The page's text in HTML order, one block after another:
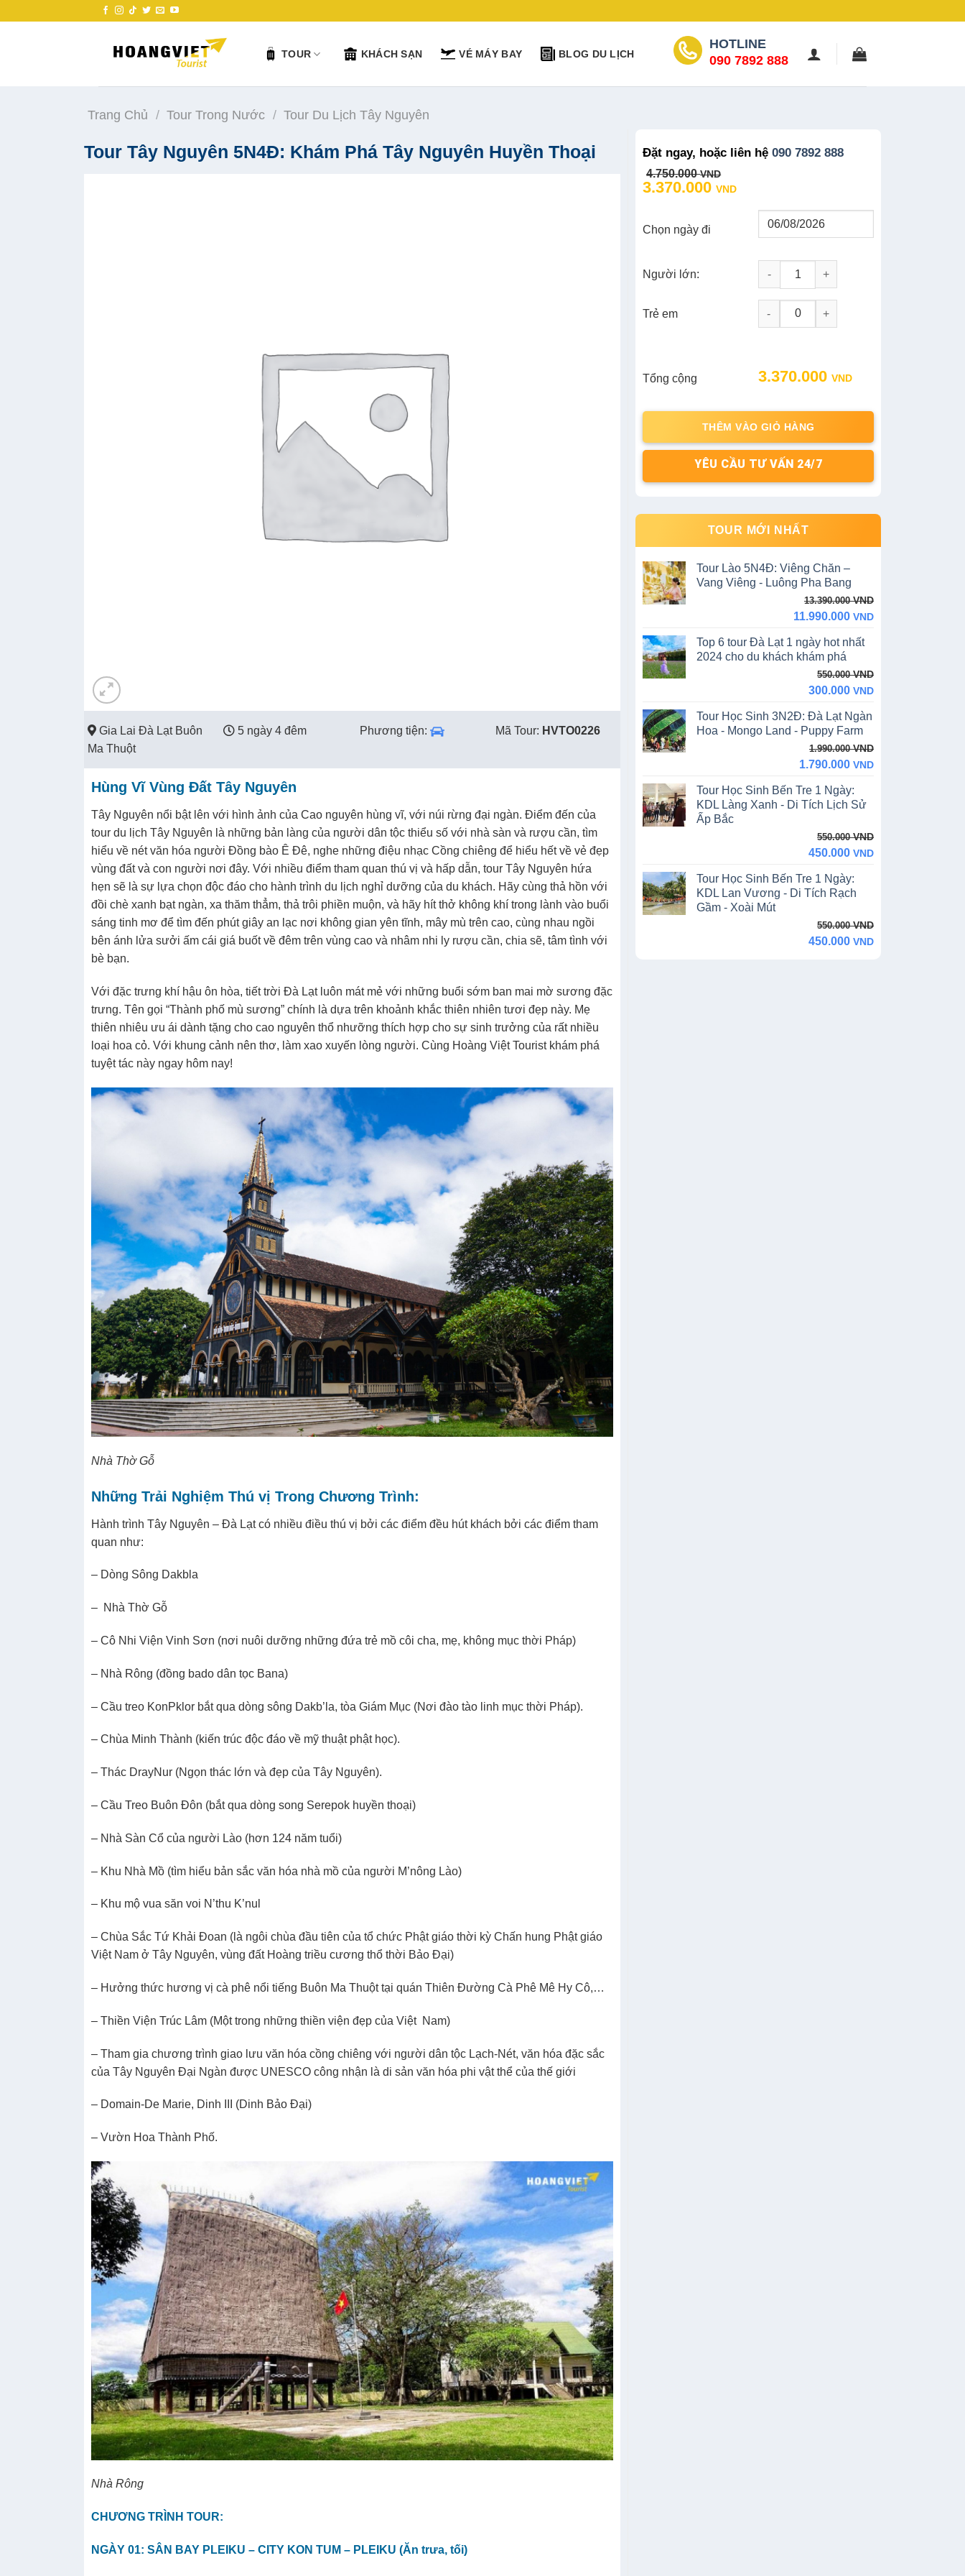
TOUR KHÁCH SẠN VÉ MÁY BAY BLOG DU LỊCH
HOTLINE
090 7892 888
Trang Chủ / Tour Trong Nước / Tour Du Lịch Tây Nguyên
Đặt ngay, hoặc liên hệ090 7892 888
4.750.000VND
Original
price
was:
3.370.000VND
Current
price
is:
Chọn ngày đi
Người lớn:
Tour Tây Nguyên 5N4Đ: Khám Phá Tây
Trẻ em - +
Tổng cộng
Original
4.750.000 VND.
3.370.000VND
Current
3.370.000 VND.
THÊM VÀO GIỎ HÀNG
YÊU CẦU TƯ VẤN 24/7
TOUR MỚI NHẤT
Tour Lào 5N4Đ: Viêng Chăn –
Vang Viêng - Luông Pha Bang
13.390.000VND
13.390.000 VND.
11.990.000 VND
11.990.000 VND.
Top 6 tour Đà Lạt 1 ngày hot nhất
2024 cho du khách khám phá
550.000VND
550.000 VND.
300.000 VND
300.000 VND.
Tour Học Sinh 3N2Đ: Đà Lạt Ngàn
Hoa - Mongo Land - Puppy Farm
1.990.000VND
1.990.000 VND.
1.790.000 VND
1.790.000 VND.
Tour Học Sinh Bến Tre 1 Ngày:
KDL Làng Xanh - Di Tích Lịch Sử
Ấp Bắc
550.000VND
550.000 VND.
450.000 VND
450.000 VND.
Tour Học Sinh Bến Tre 1 Ngày:
KDL Lan Vương - Di Tích Rạch
Gầm - Xoài Mút
550.000VND
450.000 VND
Tour Tây Nguyên 5N4Đ: Khám Phá Tây Nguyên Huyền Thoại
Gia Lai Đà Lạt Buôn
Ma Thuột
5 ngày 4 đêm Phương tiện: Mã Tour: HVTO0226
Hùng Vĩ Vùng Đất Tây Nguyên
Tây Nguyên nổi bật lên với hình ảnh của Cao nguyên hùng vĩ, với núi rừng đại ngàn. Điểm đến của
tour du lịch Tây Nguyên là những bản làng của người dân tộc thiểu số với nhà sàn và rượu cần, tìm
hiểu về nét văn hóa người Đồng bào Ê Đê, nghe những điệu nhạc Cồng chiêng để hiểu hết về vẻ đẹp
vùng đất và con người nơi đây. Với nhiều điểm tham quan thú vị và hấp dẫn, tour Tây Nguyên hứa
hẹn sẽ là sự lựa chọn độc đáo cho hành trình du lịch nghỉ dưỡng của du khách. Hãy cùng thả hồn với
đồi chè xanh bạt ngàn, xa thăm thẳm, thả trôi phiền muộn, và hãy hít thở không khí trong lành vào buổi
sáng tinh mơ để tìm đến phút giây an lạc nơi không gian yên tĩnh, mây mù trên cao, cùng nhau ngồi
bên ánh lửa sưởi ấm cái giá buốt về đêm trên vùng cao và nhâm nhi ly rượu cần, chia sẽ, tâm tình với
bè bạn.
Với đặc trưng khí hậu ôn hòa, tiết trời Đà Lạt luôn mát mẻ với những buổi sớm ban mai mờ sương đặc
trưng. Tên gọi “Thành phố mù sương” chính là dựa trên khoảnh khắc thiên nhiên tươi đẹp này. Mẹ
thiên nhiêu ưu ái dành tặng cho cao nguyên thổ nhưỡng thích hợp cho sự sinh trưởng của rất nhiều
loại hoa cỏ. Với khung cảnh nên thơ, làm xao xuyến lòng người. Cùng Hoàng Việt Tourist khám phá
tuyệt tác này ngay hôm nay!
Nhà Thờ Gỗ
Những Trải Nghiệm Thú vị Trong Chương Trình:
Hành trình Tây Nguyên – Đà Lạt có nhiều điều thú vị bởi các điểm đều hút khách bởi các điểm tham
quan như:
– Dòng Sông Dakbla
– Nhà Thờ Gỗ
– Cô Nhi Viện Vinh Sơn (nơi nuôi dưỡng những đứa trẻ mồ côi cha, mẹ, không mục thời Pháp)
– Nhà Rông (đồng bado dân tọc Bana)
– Cầu treo KonPklor bắt qua dòng sông Dakb’la, tòa Giám Mục (Nơi đào tào linh mục thời Pháp).
– Chùa Minh Thành (kiến trúc độc đáo về mỹ thuật phật học).
– Thác DrayNur (Ngọn thác lớn và đẹp của Tây Nguyên).
– Cầu Treo Buôn Đôn (bắt qua dòng song Serepok huyền thoại)
– Nhà Sàn Cổ của người Lào (hơn 124 năm tuổi)
– Khu Nhà Mồ (tìm hiểu bản sắc văn hóa nhà mồ của người M’nông Lào)
– Khu mộ vua săn voi N’thu K’nul
– Chùa Sắc Tứ Khải Đoan (là ngôi chùa đầu tiên của tổ chức Phật giáo thời kỳ Chấn hung Phật giáo
Việt Nam ở Tây Nguyên, vùng đất Hoàng triều cương thổ thời Bảo Đại)
– Hưởng thức hương vị cà phê nổi tiếng Buôn Ma Thuột tại quán Thiên Đường Cà Phê Mê Hy Cô,…
– Thiền Viện Trúc Lâm (Một trong những thiền viện đẹp của Việt Nam)
– Tham gia chương trình giao lưu văn hóa cồng chiêng với người dân tộc Lạch-Nét, văn hóa đặc sắc
của Tây Nguyên Đại Ngàn được UNESCO công nhận là di sản văn hóa phi vật thể của thế giới
– Domain-De Marie, Dinh III (Dinh Bảo Đại)
– Vườn Hoa Thành Phố.
Nhà Rông
CHƯƠNG TRÌNH TOUR:
NGÀY 01: SÂN BAY PLEIKU – CITY KON TUM – PLEIKU (Ăn trưa, tối)